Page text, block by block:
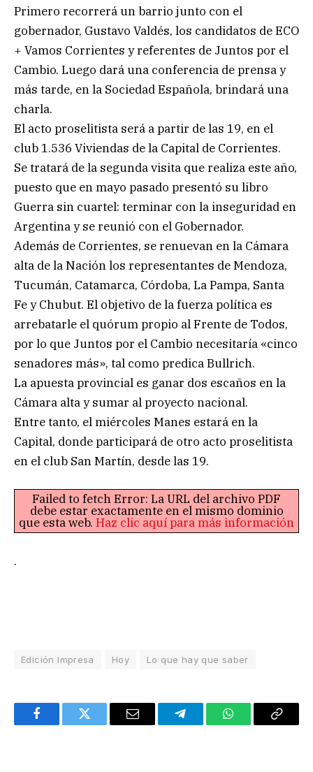
Primero recorrerá un barrio junto con el
gobernador, Gustavo Valdés, los candidatos de ECO
+ Vamos Corrientes y referentes de Juntos por el
Cambio. Luego dará una conferencia de prensa y
más tarde, en la Sociedad Española, brindará una
charla.
El acto proselitista será a partir de las 19, en el
club 1.536 Viviendas de la Capital de Corrientes.
Se tratará de la segunda visita que realiza este año,
puesto que en mayo pasado presentó su libro
Guerra sin cuartel: terminar con la inseguridad en
Argentina y se reunió con el Gobernador.
Además de Corrientes, se renuevan en la Cámara
alta de la Nación los representantes de Mendoza,
Tucumán, Catamarca, Córdoba, La Pampa, Santa
Fe y Chubut. El objetivo de la fuerza política es
arrebatarle el quórum propio al Frente de Todos,
por lo que Juntos por el Cambio necesitaría «cinco
senadores más», tal como predica Bullrich.
La apuesta provincial es ganar dos escaños en la
Cámara alta y sumar al proyecto nacional.
Entre tanto, el miércoles Manes estará en la
Capital, donde participará de otro acto proselitista
en el club San Martín, desde las 19.
Failed to fetch Error: La URL del archivo PDF
debe estar exactamente en el mismo dominio
que esta web. Haz clic aquí para más información
.
Edición Impresa Hoy Lo que hay que saber
FacebookTwitter Email TelegramWhatsAppCopy